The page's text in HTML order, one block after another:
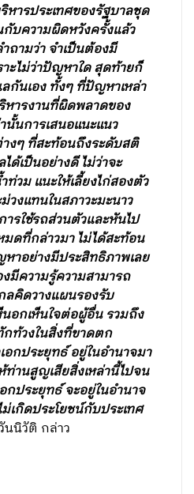
หารประเทศของรัฐบาลชุด
บความผิดหวังครั้งแล้ว
ถามว่า จำเป็นต้องมี
ะไม่ว่าปัญหาใด สุดท้ายก็
กันเอง ทั้งๆ ที่ปัญหาเหล่า
หารงานที่ผิดพลาดของ
นั้นการเสนอแนะแนว
งๆ ที่สะท้อนถึงระดับสติ
เป็นอย่างดี ไม่ว่าจะ
วม แนะให้เลี้ยงไก่สองตัว
วงแทนในสภาวะมะนาว
รใช้รถส่วนตัวและหันไป
ดที่กล่าวมา ไม่ได้สะท้อน
าอย่างมีประสิทธิภาพเลย
ความรู้ความสามารถ
ลคิดวางแผนรองรับ
อกเห็นใจต่อผู้อื่น รวมถึง
ท้วงในสิ่งที่ขาดตก
กประยุทธ์ อยู่ในอำนาจมา
ท่านสูญเสียสิ่งเหล่านี้ไปจน
กประยุทธ์ จะอยู่ในอำนาจ
ม่เกิดประโยชน์กับประเทศ
นนิวัติ กล่าว